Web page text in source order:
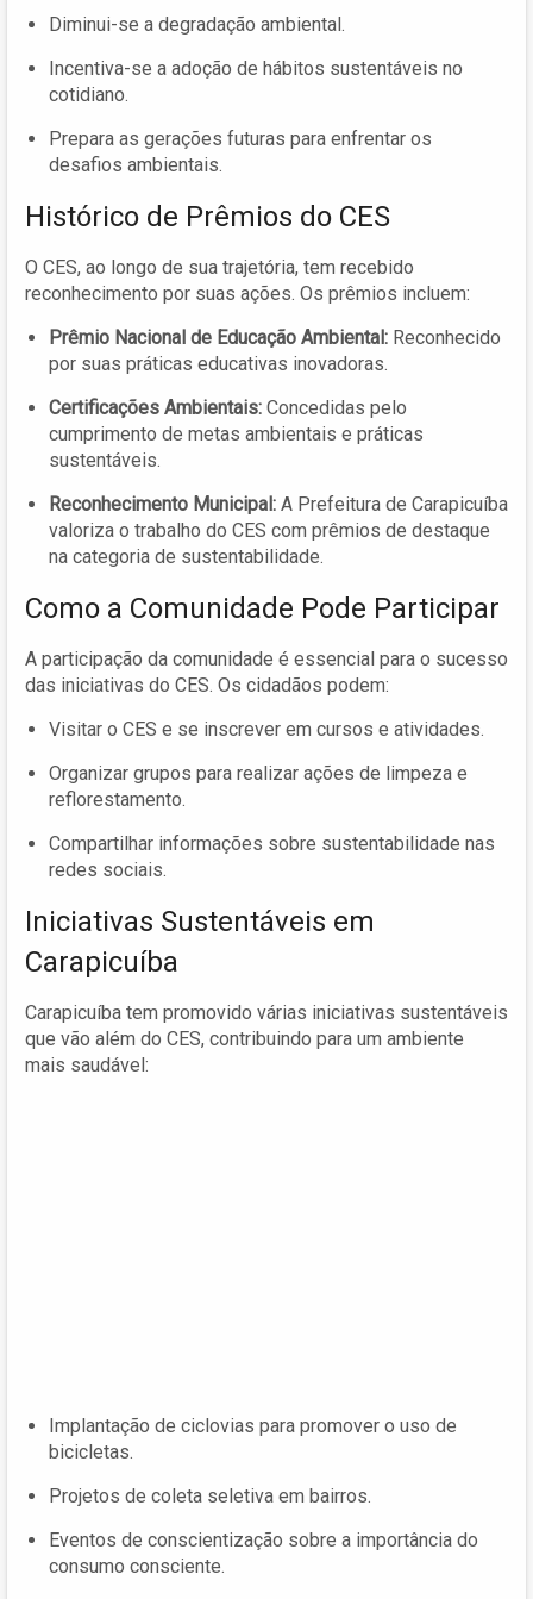
Diminui-se a degradação ambiental.
Incentiva-se a adoção de hábitos sustentáveis no
cotidiano.
Prepara as gerações futuras para enfrentar os
desafios ambientais.
Histórico de Prêmios do CES
O CES, ao longo de sua trajetória, tem recebido
reconhecimento por suas ações. Os prêmios incluem:
Prêmio Nacional de Educação Ambiental: Reconhecido
por suas práticas educativas inovadoras.
Certificações Ambientais: Concedidas pelo
cumprimento de metas ambientais e práticas
sustentáveis.
Reconhecimento Municipal: A Prefeitura de Carapicuíba
valoriza o trabalho do CES com prêmios de destaque
na categoria de sustentabilidade.
Como a Comunidade Pode Participar
A participação da comunidade é essencial para o sucesso
das iniciativas do CES. Os cidadãos podem:
Visitar o CES e se inscrever em cursos e atividades.
Organizar grupos para realizar ações de limpeza e
reflorestamento.
Compartilhar informações sobre sustentabilidade nas
redes sociais.
Iniciativas Sustentáveis em
Carapicuíba
Carapicuíba tem promovido várias iniciativas sustentáveis
que vão além do CES, contribuindo para um ambiente
mais saudável:
Implantação de ciclovias para promover o uso de
bicicletas.
Projetos de coleta seletiva em bairros.
Eventos de conscientização sobre a importância do
consumo consciente.